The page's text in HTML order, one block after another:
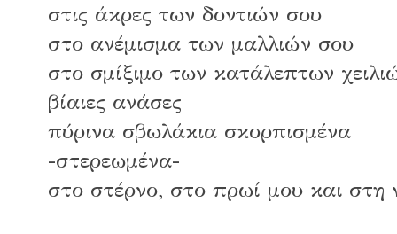
στις άκρες των δοντιών σου
στο ανέμισμα των μαλλιών σου
στο σμίξιμο των κατάλεπτων
βίαιες ανάσες
πύρινα σβωλάκια σκορπισμένα
-στερεωμένα-
στο στέρνο, στο πρωί μου και στη